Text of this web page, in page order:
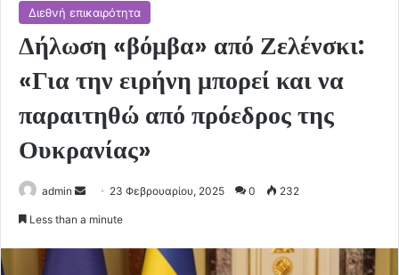
Διεθνή επικαιρότητα
Δήλωση «βόμβα» από Ζελένσκι:
«Για την ειρήνη μπορεί και να
παραιτηθώ από πρόεδρος της
Ουκρανίας»
admin
Send 23 Φεβρουαρίου, 2025 0 232
Less than a minute